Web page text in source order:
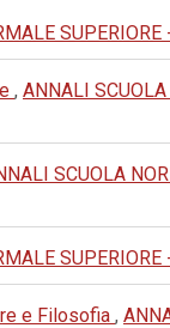
, ANNALI
SCUOLA
e Filosofia ,